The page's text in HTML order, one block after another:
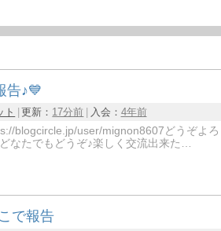
告♪💙
ト 更新： 17分前 入会： 4年前
blogcircle.jp/user/mignon8607どうぞよ
なたでもどうぞ♪楽しく交流出来た…
で報告